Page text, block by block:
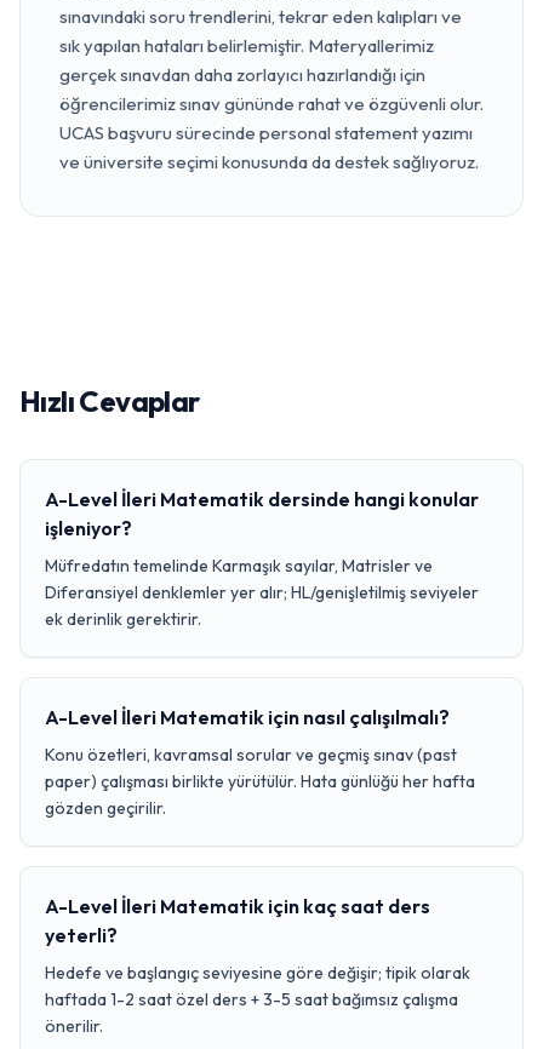
sınavındaki soru trendlerini, tekrar eden kalıpları ve
sık yapılan hataları belirlemiştir. Materyallerimiz
gerçek sınavdan daha zorlayıcı hazırlandığı için
öğrencilerimiz sınav gününde rahat ve özgüvenli olur.
UCAS başvuru sürecinde personal statement yazımı
ve üniversite seçimi konusunda da destek sağlıyoruz.
Hızlı Cevaplar
A-Level İleri Matematik dersinde hangi konular
işleniyor?
Müfredatın temelinde Karmaşık sayılar, Matrisler ve
Diferansiyel denklemler yer alır; HL/genişletilmiş seviyeler
ek derinlik gerektirir.
A-Level İleri Matematik için nasıl çalışılmalı?
Konu özetleri, kavramsal sorular ve geçmiş sınav (past
paper) çalışması birlikte yürütülür. Hata günlüğü her hafta
gözden geçirilir.
A-Level İleri Matematik için kaç saat ders
yeterli?
Hedefe ve başlangıç seviyesine göre değişir; tipik olarak
haftada 1-2 saat özel ders + 3-5 saat bağımsız çalışma
önerilir.